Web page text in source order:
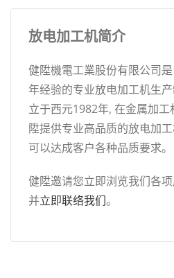
放电加工机简介
健陞機電工業股份有限公司
年经验的专业放电加工机生
立于西元1982年, 在金属加
陞提供专业高品质的放电加
可以达成客户各种品质要求。
健陞邀请您立即浏览我们各
并立即联络我们。